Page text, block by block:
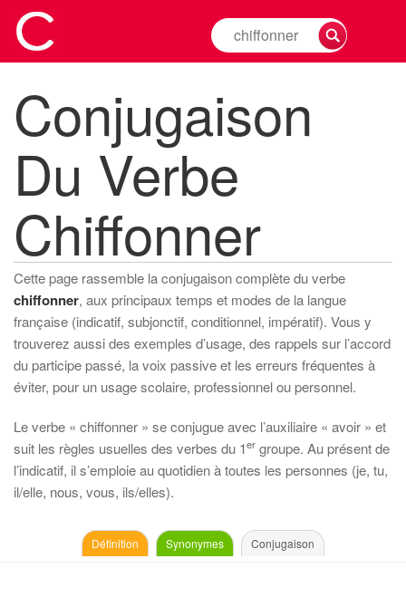
Rechercher
la
d'un
verbe
Conjugaison
Du Verbe
Chiffonner
Cette page rassemble la conjugaison complète du verbe
chiffonner, aux principaux temps et modes de la langue
française (indicatif, subjonctif, conditionnel, impératif). Vous y
trouverez aussi des exemples d’usage, des rappels sur l’accord
du participe passé, la voix passive et les erreurs fréquentes à
éviter, pour un usage scolaire, professionnel ou personnel.
Le verbe « chiffonner » se conjugue avec l’auxiliaire « avoir » et
suit les règles usuelles des verbes du 1er groupe. Au présent de
l’indicatif, il s’emploie au quotidien à toutes les personnes (je, tu,
il/elle, nous, vous, ils/elles).
Définition Synonymes Conjugaison